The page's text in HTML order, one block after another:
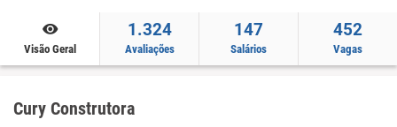
Visão Geral
1.324
Avaliações
147
Salários
452
Vagas
Cury Construtora